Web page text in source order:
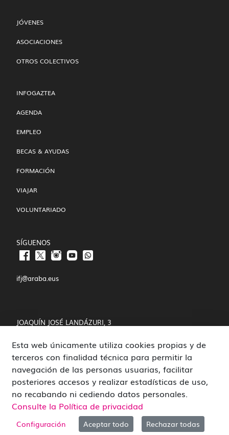
JÓVENES
ASOCIACIONES
OTROS COLECTIVOS
INFOGAZTEA
AGENDA
EMPLEO
BECAS & AYUDAS
FORMACIÓN
VIAJAR
VOLUNTARIADO
SÍGUENOS
ifj@araba.eus
JOAQUÍN JOSÉ LANDÁZURI, 3
01008 VITORIA-GASTEIZ
POLÍTICA DE COOKIES Y PRIVACIDAD
Esta web únicamente utiliza cookies propias y de
terceros con finalidad técnica para permitir la
navegación de las personas usuarias, facilitar
posteriores accesos y realizar estadísticas de uso,
no recabando ni cediendo datos personales.
Consulte la Política de privacidad
Configuración Aceptar todo Rechazar todas